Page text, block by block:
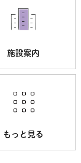
施設案内
もっと見る